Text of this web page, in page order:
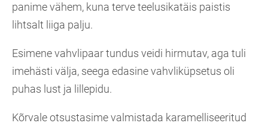
panime vähem, kuna terve teelusikatäis paistis
lihtsalt liiga palju.
Esimene vahvlipaar tundus veidi hirmutav, aga tuli
imehästi välja, seega edasine vahvliküpsetus oli
puhas lust ja lillepidu.
Kõrvale otsustasime valmistada karamelliseeritud